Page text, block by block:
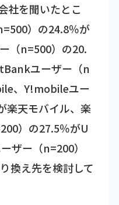
社を聞いたとこ
）の24.8％が
（n=500）の20.
ユーザー（n
、Y!mobileユー
楽天モバイル、楽
）の27.5％がU
ザー（n=200）
換え先を検討して